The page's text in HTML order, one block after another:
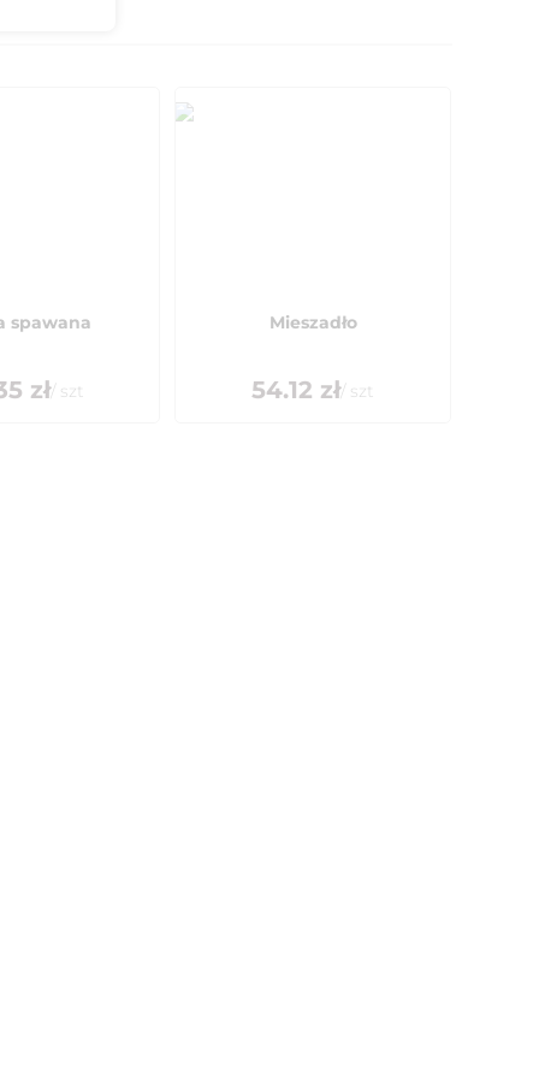
spawana
zł/ szt
Mieszadło
54.12 zł/ szt